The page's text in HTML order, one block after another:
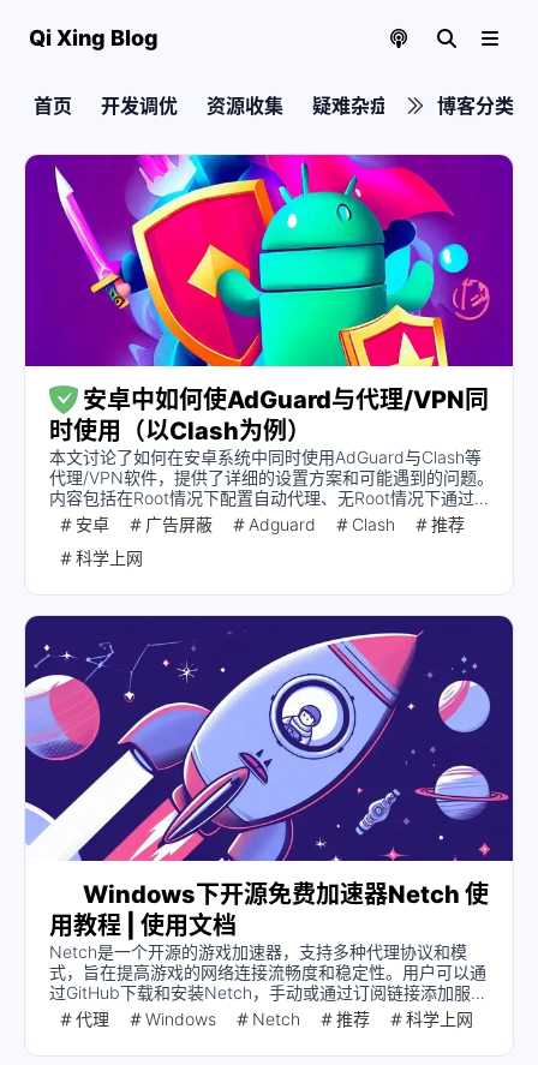
Qi Xing Blog
首页 开发调优 资源收集 疑难杂症 实用教程
博客分类
安卓中如何使AdGuard与代理/VPN同
时使用（以Clash为例）
本文讨论了如何在安卓系统中同时使用AdGuard与Clash等
代理/VPN软件，提供了详细的设置方案和可能遇到的问题。
内容包括在Root情况下配置自动代理、无Root情况下通过
AdGuard转发流量至代理、使用配置代理软件的DNS等，适
合需要同时使用AdGuard和代理/VPN的用户参考。
安卓 广告屏蔽 Adguard Clash
推荐
科学上网
Windows下开源免费加速器Netch 使
用教程 | 使用文档
Netch是一个开源的游戏加速器，支持多种代理协议和模
式，旨在提高游戏的网络连接流畅度和稳定性。用户可以通
过GitHub下载和安装Netch，手动或通过订阅链接添加服务
器节点，并选择适合的代理模式。文中详细介绍了Netch的
优势、安装步骤、服务器节点选择、代理模式的区别及启动
方法，并提供了常见问题的解决方案。
代理 Windows Netch 推荐 科学上网